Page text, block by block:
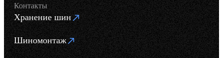
Контакты
Хранение шин
Шиномонтаж